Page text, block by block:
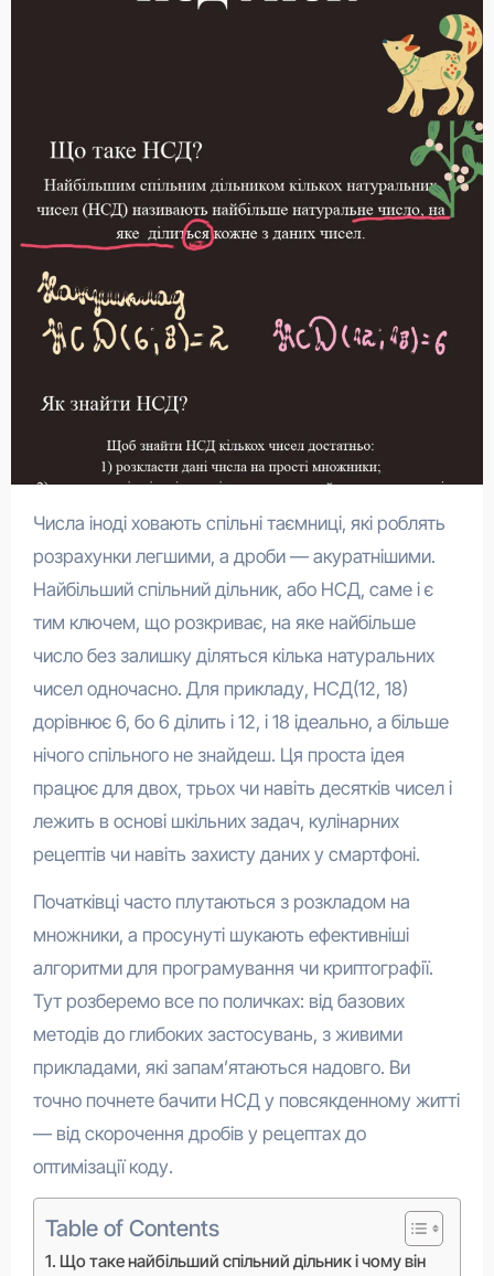
Числа іноді ховають спільні таємниці, які роблять
розрахунки легшими, а дроби — акуратнішими.
Найбільший спільний дільник, або НСД, саме і є
тим ключем, що розкриває, на яке найбільше
число без залишку діляться кілька натуральних
чисел одночасно. Для прикладу, НСД(12, 18)
дорівнює 6, бо 6 ділить і 12, і 18 ідеально, а більше
нічого спільного не знайдеш. Ця проста ідея
працює для двох, трьох чи навіть десятків чисел і
лежить в основі шкільних задач, кулінарних
рецептів чи навіть захисту даних у смартфоні.
Початківці часто плутаються з розкладом на
множники, а просунуті шукають ефективніші
алгоритми для програмування чи криптографії.
Тут розберемо все по поличках: від базових
методів до глибоких застосувань, з живими
прикладами, які запам’ятаються надовго. Ви
точно почнете бачити НСД у повсякденному житті
— від скорочення дробів у рецептах до
оптимізації коду.
Table of Contents
Що таке найбільший спільний дільник і чому він